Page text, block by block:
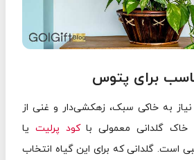
برای پتوس
به خاکی سبک، زهکشی‌دار و غنی از
خاک گلدانی معمولی باکود پرلیت یا
است. گلدانی که برای این گیاه انتخاب